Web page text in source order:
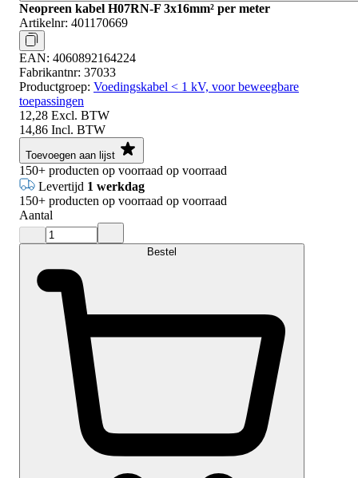
Neopreen kabel H07RN-F 3x16mm² per meter
Artikelnr: 401170669
EAN: 4060892164224
Fabrikantnr: 37033
Productgroep: Voedingskabel < 1 kV, voor beweegbare
toepassingen
12,28 Excl. BTW
14,86 Incl. BTW
Toevoegen aan lijst
150+ producten op voorraad op voorraad
Levertijd 1 werkdag
150+ producten op voorraad op voorraad
Aantal
Bestel